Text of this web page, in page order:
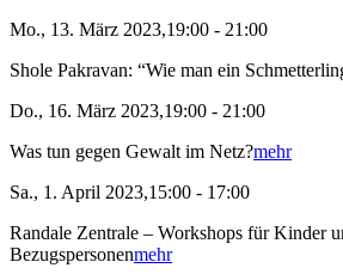
Mo., 13. März 2023,19:00 - 21:00
Shole Pakravan: “Wie man ein
Do., 16. März 2023,19:00 - 21:00
Was tun gegen Gewalt im Netz?mehr
Sa., 1. April 2023,15:00 - 17:00
Randale Zentrale – Workshops für Kinder
Bezugspersonenmehr